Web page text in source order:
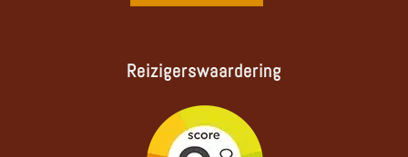
Reizigerswaardering